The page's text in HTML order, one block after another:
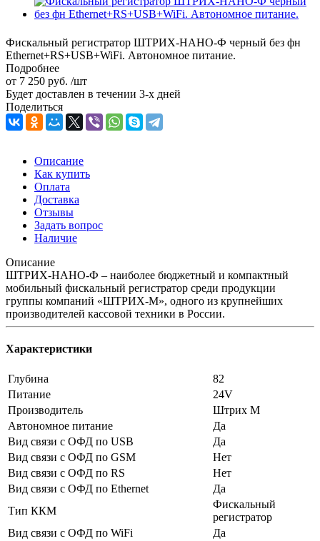
Фискальный регистратор ШТРИХ-НАНО-Ф черный без фн
Ethernet+RS+USB+WiFi. Автономное питание.
Подробнее
от 7 250 руб. /шт
Будет доставлен в течении 3-х дней
Поделиться
Описание
Как купить
Оплата
Доставка
Отзывы
Задать вопрос
Наличие
Описание
ШТРИХ-НАНО-Ф – наиболее бюджетный и компактный
мобильный фискальный регистратор среди продукции
группы компаний «ШТРИХ‑М», одного из крупнейших
производителей кассовой техники в России.
Характеристики
Глубина
82
Питание
24V
Производитель
Штрих М
Автономное питание
Да
Вид связи с ОФД по USB
Да
Вид связи с ОФД по GSM
Нет
Вид связи с ОФД по RS
Нет
Вид связи с ОФД по Ethernet
Да
Тип ККМ
Фискальный
регистратор
Вид связи с ОФД по WiFi
Да